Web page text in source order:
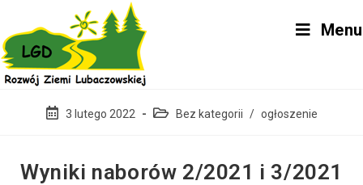
content
Menu
Post3 lutego 2022
Post
Bez kategorii / ogłoszenie
Wyniki naborów 2/2021 i 3/2021